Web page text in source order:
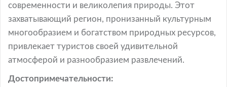
современности и великолепия природы. Этот
захватывающий регион, пронизанный культурным
многообразием и богатством природных ресурсов,
привлекает туристов своей удивительной
атмосферой и разнообразием развлечений.
Достопримечательности: